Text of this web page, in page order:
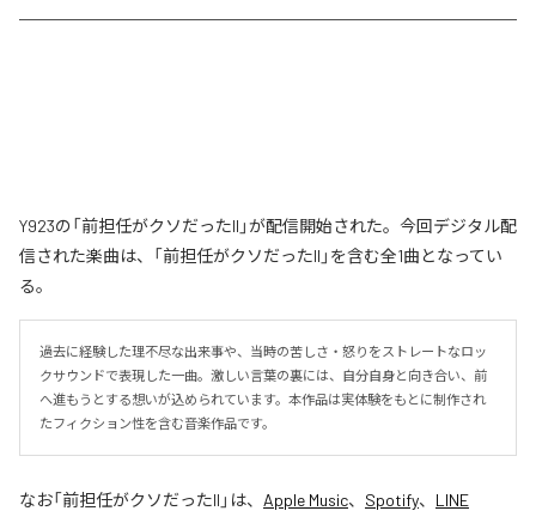
Y923の「前担任がクソだったII」が配信開始された。今回デジタル配
信された楽曲は、「前担任がクソだったII」を含む全1曲となってい
る。
過去に経験した理不尽な出来事や、当時の苦しさ・怒りをストレートなロッ
クサウンドで表現した一曲。激しい言葉の裏には、自分自身と向き合い、前
へ進もうとする想いが込められています。本作品は実体験をもとに制作され
たフィクション性を含む音楽作品です。
なお「前担任がクソだったII 」は、 Apple Music、 Spotify、 LINE